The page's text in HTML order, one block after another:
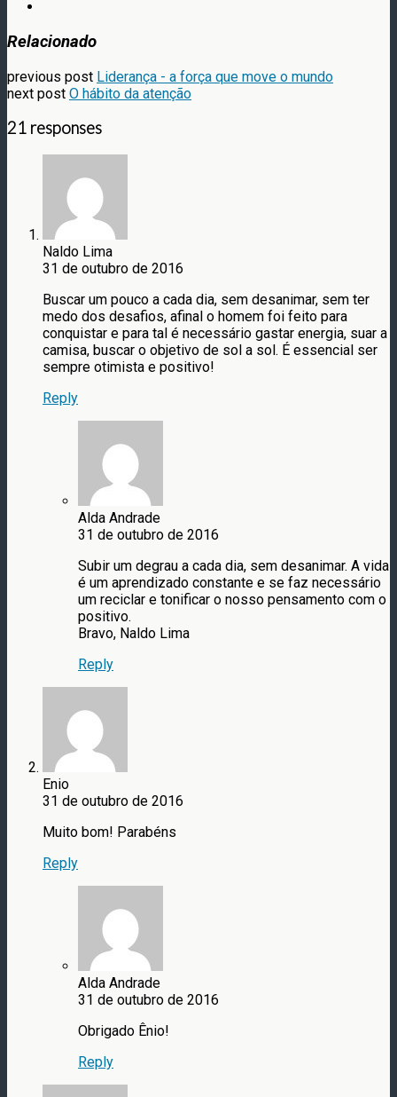
Relacionado
previous post Liderança - a força que move o mundo
next post O hábito da atenção
21 responses
Naldo Lima
31 de outubro de 2016
Buscar um pouco a cada dia, sem desanimar, sem ter
medo dos desafios, afinal o homem foi feito para
conquistar e para tal é necessário gastar energia, suar a
camisa, buscar o objetivo de sol a sol. É essencial ser
sempre otimista e positivo!
Reply
Alda Andrade
31 de outubro de 2016
Subir um degrau a cada dia, sem desanimar. A vida
é um aprendizado constante e se faz necessário
um reciclar e tonificar o nosso pensamento com o
positivo.
Bravo, Naldo Lima
Reply
Enio
31 de outubro de 2016
Muito bom! Parabéns
Reply
Alda Andrade
31 de outubro de 2016
Obrigado Ênio!
Reply